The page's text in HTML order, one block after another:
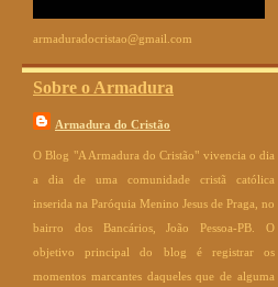
armaduradocristao@gmail.com
Sobre o Armadura
Armadura do Cristão
O Blog "A Armadura do Cristão" vivencia o dia
a dia de uma comunidade cristã católica
inserida na Paróquia Menino Jesus de Praga, no
bairro dos Bancários, João Pessoa-PB. O
objetivo principal do blog é registrar os
momentos marcantes daqueles que de alguma